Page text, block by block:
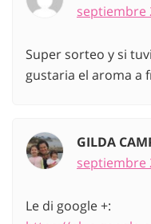
septiembre
Super sorteo y si
gustaria el aroma a
GILDA
septiembre
Le di google +: